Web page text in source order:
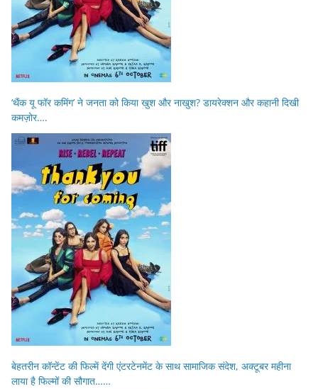
‘थैंक यू फॉर कमिंग’ ने जनता को किया खुश और नाखुश? डायरेक्शन और कहानी दिखी
कमज़ोर….
बेहतरीन कॉन्टेंट की फिल्में देंगी एंटरटेनमेंट के साथ सामाजिक संदेश, अक्टूबर महीना
लाया है फिल्मों की सौगात……